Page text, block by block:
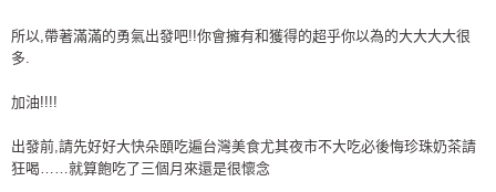
所以,帶著滿滿的勇氣出發吧!!你會擁有和獲得的超乎你以為的大大大大很
多.
加油!!!!
出發前,請先好好大快朵頤吃遍台灣美食尤其夜市不大吃必後悔珍珠奶茶請
狂喝……就算飽吃了三個月來還是很懷念